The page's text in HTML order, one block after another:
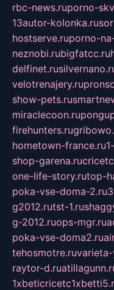
rbc-news.ruporno-
13autor-kolonka.ru
hostserve.ruporno-
neznobi.rubigfatcc.ru
delfinet.ru
velotrenajery.ru
show-pets.ru
miraclecoon.ru
firehunters.ru
hometown-france.ru
shop-garena.ru
one-life-story.rutop-
poka-vse-doma-2.ru
g2012.rutst-1.ru
g-2012.ruops-mgr.ru
poka-vse-doma2.ru
tehosmotre.ru
raytor-d.ru